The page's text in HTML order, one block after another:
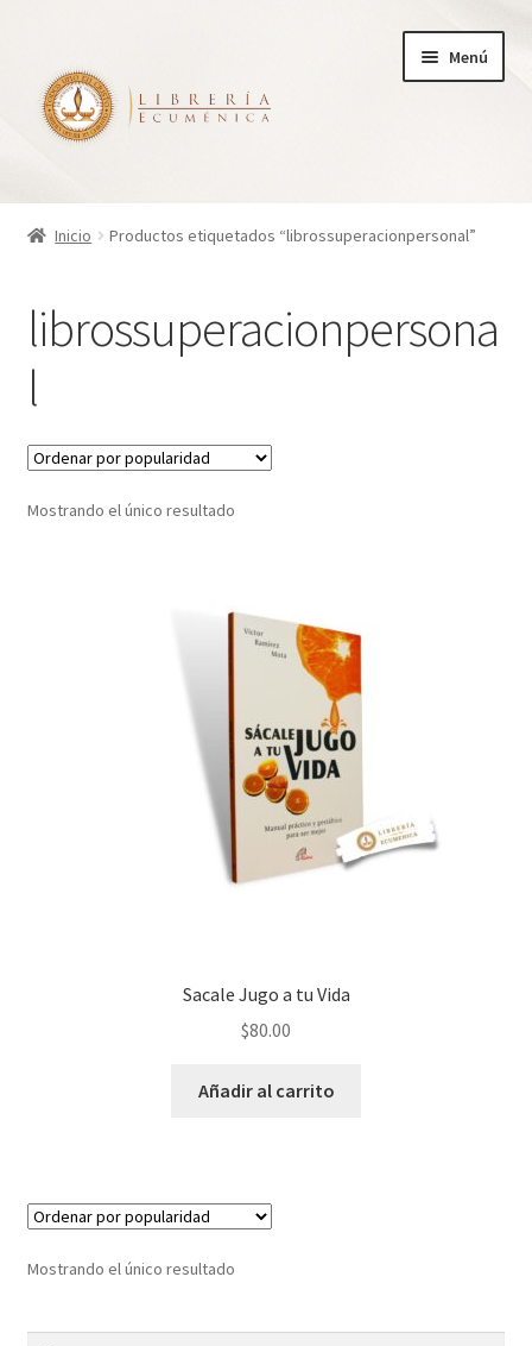
la
navegación
contenido
Menú
Inicio
Carrito
¿Quienes somos?
Mi cuenta
Inicio Productos etiquetados “librossuperacionpersonal”
librossuperacionpersona
l
Mostrando el único resultado
Sacale Jugo a tu Vida
$80.00
Añadir al carrito
Mostrando el único resultado